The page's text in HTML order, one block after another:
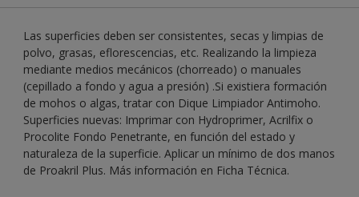
Las superficies deben ser consistentes, secas y limpias de
polvo, grasas, eflorescencias, etc. Realizando la limpieza
mediante medios mecánicos (chorreado) o manuales
(cepillado a fondo y agua a presión) .Si existiera formación
de mohos o algas, tratar con Dique Limpiador Antimoho.
Superficies nuevas: Imprimar con Hydroprimer, Acrilfix o
Procolite Fondo Penetrante, en función del estado y
naturaleza de la superficie. Aplicar un mínimo de dos manos
de Proakril Plus. Más información en Ficha Técnica.